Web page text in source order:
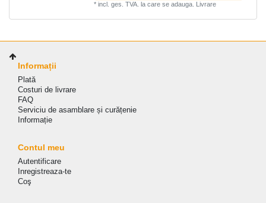
*incl. ges. TVA. la care se adauga. Livrare
Informații
Plată
Costuri de livrare
FAQ
Serviciu de asamblare și curățenie
Informație
Contul meu
Autentificare
Inregistreaza-te
Coş